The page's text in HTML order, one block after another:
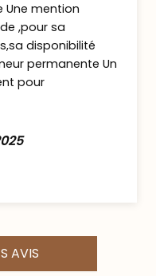
équipés de
le cadre de
, et
de Nakuru,
Une mention
,pour sa
disponibilité
permanente Un
pour
AVIS